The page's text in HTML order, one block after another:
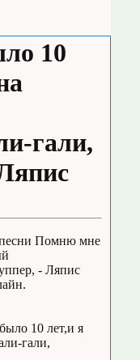
10
гали,
песни Помню мне
- Ляпис
10 лет,и я
гали,